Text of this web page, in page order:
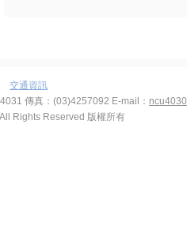
交通資訊
傳真：(03)4257092 E-mail：
Rights Reserved 版權所有